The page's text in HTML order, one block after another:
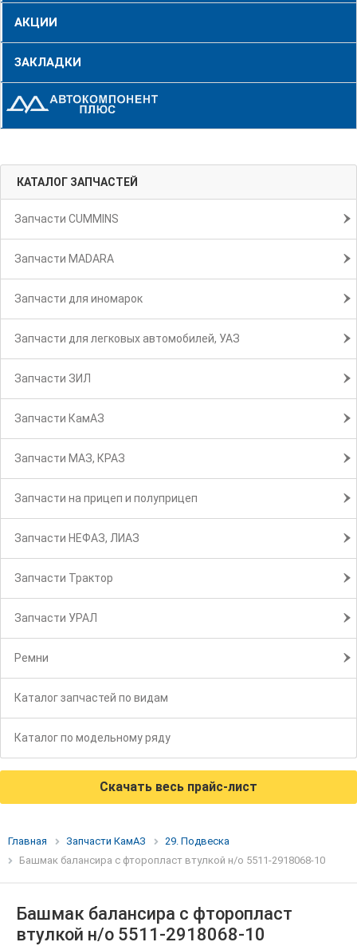
АКЦИИ
ЗАКЛАДКИ
КАТАЛОГ ЗАПЧАСТЕЙ
Запчасти CUMMINS
Запчасти MADARA
Запчасти для иномарок
Запчасти для легковых автомобилей, УАЗ
Запчасти ЗИЛ
Запчасти КамАЗ
Запчасти МАЗ, КРАЗ
Запчасти на прицеп и полуприцеп
Запчасти НЕФАЗ, ЛИАЗ
Запчасти Трактор
Запчасти УРАЛ
Ремни
Каталог запчастей по видам
Каталог по модельному ряду
Скачать весь прайс-лист
Главная Запчасти КамАЗ
29. Подвеска
Башмак балансира с фторопласт втулкой н/о 5511-2918068-10
Башмак балансира с фторопласт
втулкой н/о 5511-2918068-10